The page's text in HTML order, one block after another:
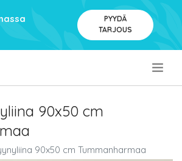
PYYDÄ
TARJOUS
90x50 cm
90x50 cm Tummanharmaa